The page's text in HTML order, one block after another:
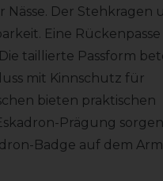
Der Stehkragen
Eine Rückenpasse
taillierte Passform
mit Kinnschutz für
bieten praktischen
Prägung
Badge auf dem